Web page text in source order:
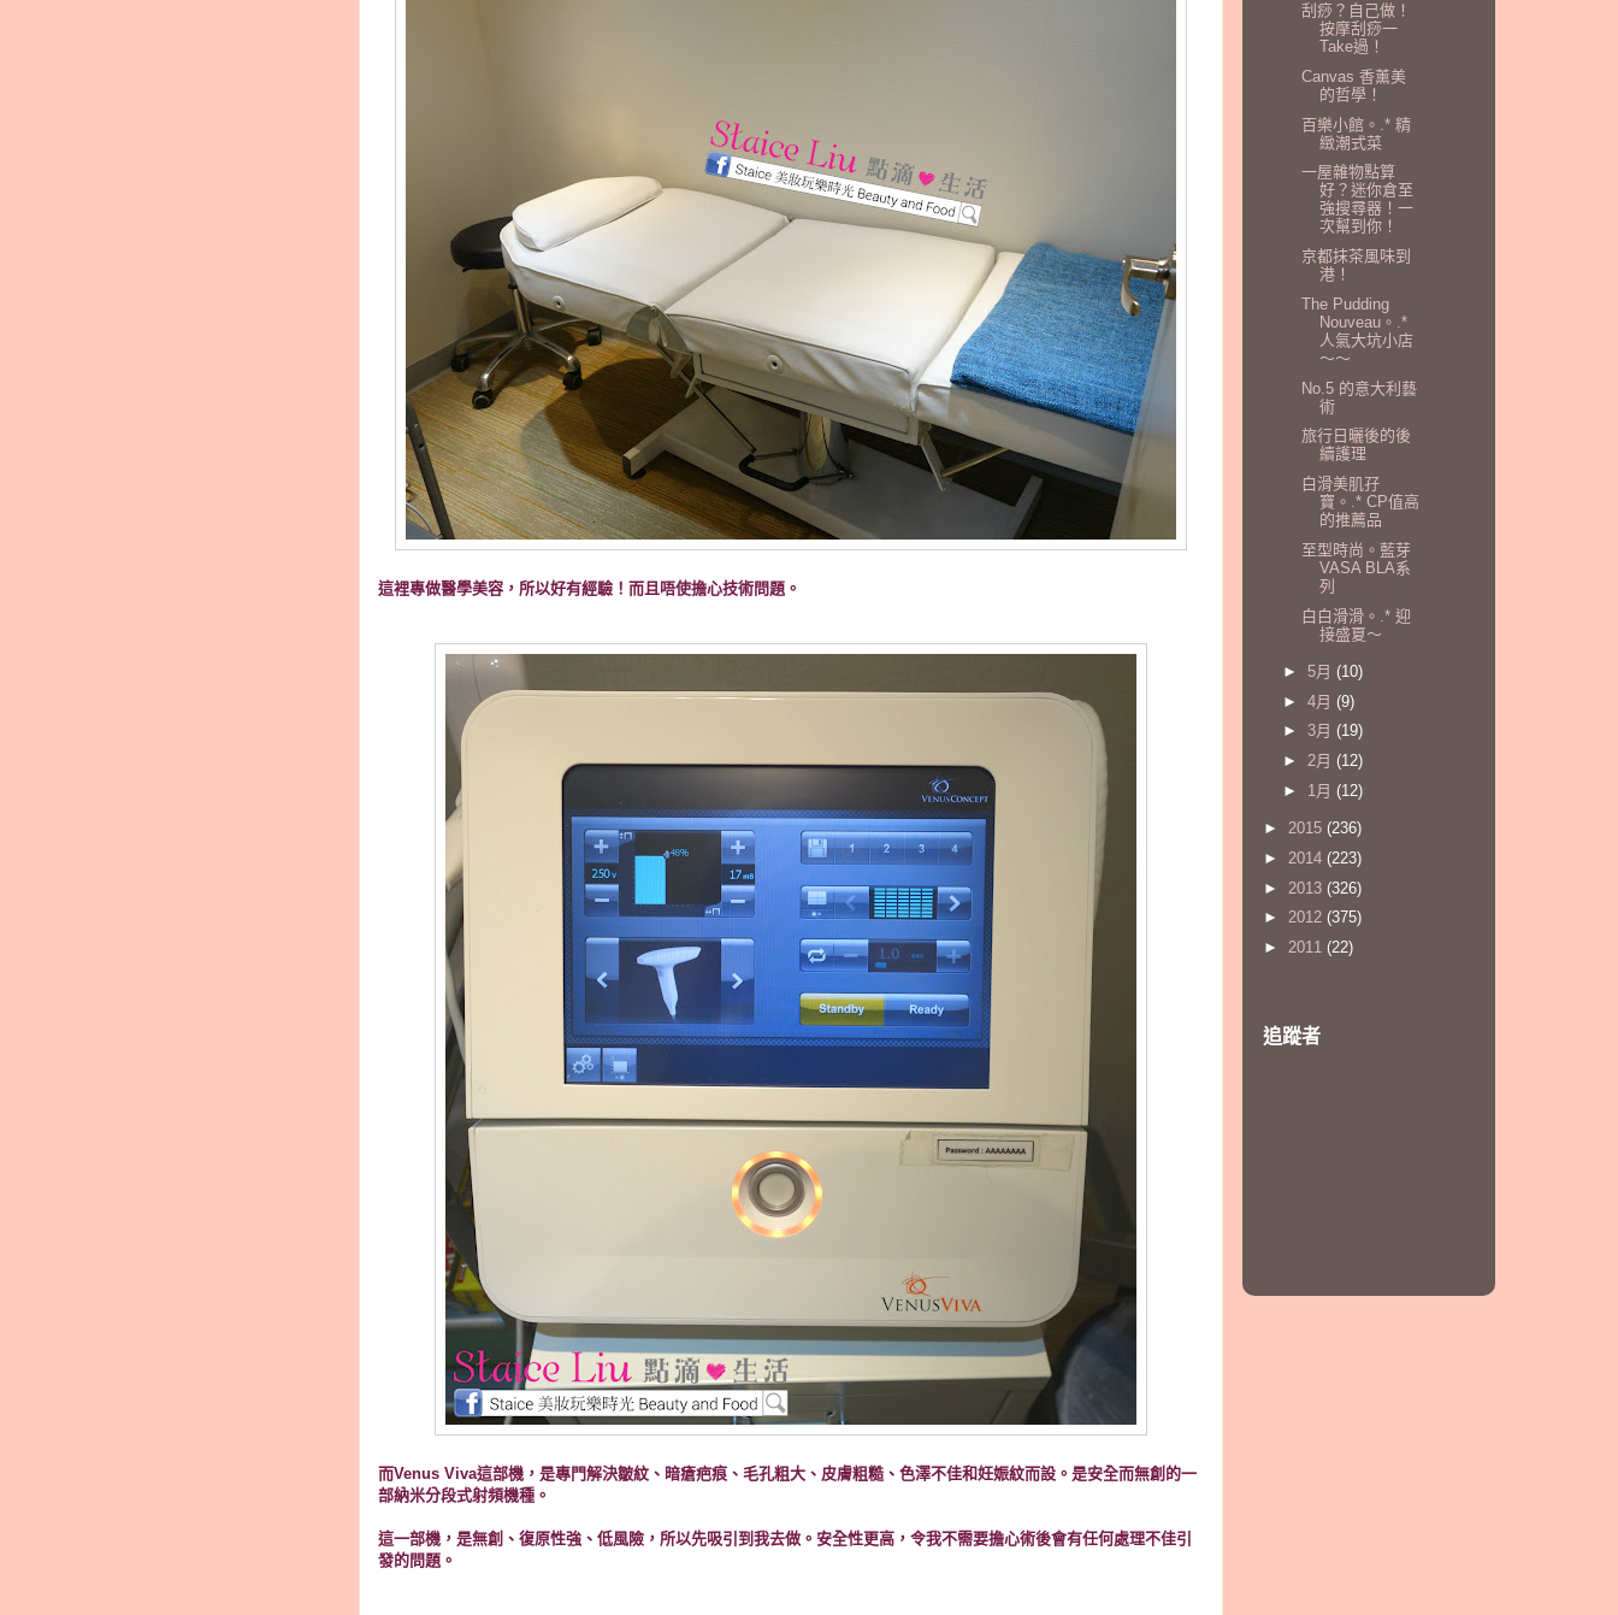
這裡專做醫學美容，所以好有經驗！而且唔使擔心技術問題。
而Venus Viva這部機，是專門解決皺紋、暗瘡疤痕、毛孔粗大、皮膚粗糙、色澤不佳和妊娠紋而設。是安全而無創的一
部納米分段式射頻機種。
這一部機，是無創、復原性強、低風險，所以先吸引到我去做。安全性更高，令我不需要擔心術後會有任何處理不佳引
發的問題。
刮痧？自己做！
按摩刮痧一
Take過！
Canvas 香薰美
的哲學！
百樂小館。.* 精
緻潮式菜
一屋雜物點算
好？迷你倉至
強搜尋器！一
次幫到你！
京都抹茶風味到
港！
The Pudding
Nouveau。.*
人氣大坑小店
～～
No.5 的意大利藝
術
旅行日曬後的後
續護理
白滑美肌孖
寶。.* CP值高
的推薦品
至型時尚。藍芽
VASA BLA系
列
白白滑滑。.* 迎
接盛夏～
► 5月 (10)
► 4月 (9)
► 3月 (19)
► 2月 (12)
► 1月 (12)
► 2015 (236)
► 2014 (223)
► 2013 (326)
► 2012 (375)
► 2011 (22)
追蹤者